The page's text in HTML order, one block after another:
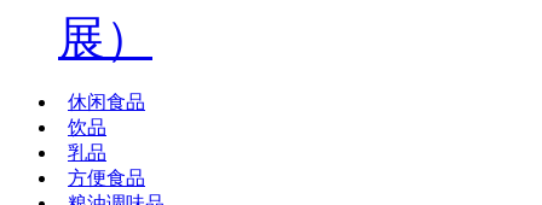
展）
休闲食品
饮品
乳品
方便食品